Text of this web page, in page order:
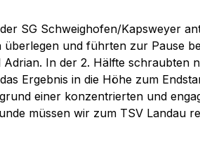
SG Schweighofen/Kapsweyer
und führten zur Pause
In der 2. Hälfte schraubten
Ergebnis in die Höhe zum
einer konzentrierten und
müssen wir zum TSV Landau